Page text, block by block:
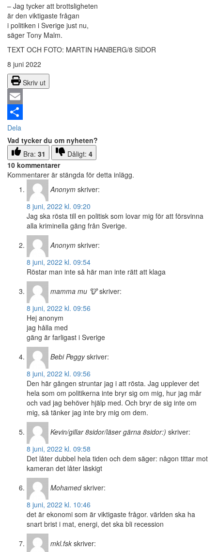
– Jag tycker att brottsligheten
är den viktigaste frågan
i politiken i Sverige just nu,
säger Tony Malm.
TEXT OCH FOTO: MARTIN HANBERG/8 SIDOR
8 juni 2022
Skriv ut
Email
Dela
Vad tycker du om nyheten?
Bra: 31 Dåligt: 4
10 kommentarer
Kommentarer är stängda för detta inlägg.
Anonym skriver:
8 juni, 2022 kl. 09:20
Jag ska rösta till en politisk som lovar mig för att försvinna
alla kriminella gäng från Sverige.
Anonym skriver:
8 juni, 2022 kl. 09:54
Röstar man inte så här man inte rätt att klaga
mamma mu 🐮 skriver:
8 juni, 2022 kl. 09:56
Hej anonym
jag hålla med
gäng är farligast i Sverige
Bebi Peggy skriver:
8 juni, 2022 kl. 09:56
Den här gången struntar jag i att rösta. Jag upplever det
hela som om politikerna inte bryr sig om mig, hur jag mår
och vad jag behöver hjälp med. Och bryr de sig inte om
mig, så tänker jag inte bry mig om dem.
Kevin/gillar 8sidor/läser gärna 8sidor:) skriver:
8 juni, 2022 kl. 09:58
Det låter dubbel hela tiden och dem säger: någon tittar mot
kameran det låter läskigt
Mohamed skriver:
8 juni, 2022 kl. 10:46
det är ekonomi som är viktigaste frågor. världen ska ha
snart brist i mat, energi, det ska bli recession
mkl.fsk skriver: